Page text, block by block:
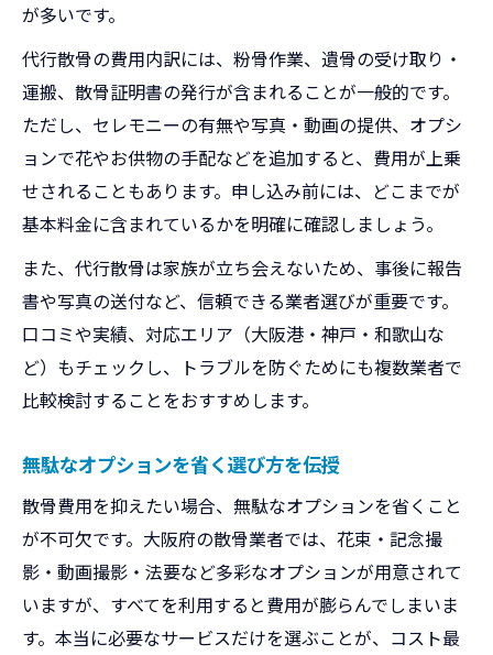
が多いです。
代行散骨の費用内訳には、粉骨作業、遺骨の受け取り・
運搬、散骨証明書の発行が含まれることが一般的です。
ただし、セレモニーの有無や写真・動画の提供、オプシ
ョンで花やお供物の手配などを追加すると、費用が上乗
せされることもあります。申し込み前には、どこまでが
基本料金に含まれているかを明確に確認しましょう。
また、代行散骨は家族が立ち会えないため、事後に報告
書や写真の送付など、信頼できる業者選びが重要です。
口コミや実績、対応エリア（大阪港・神戸・和歌山な
ど）もチェックし、トラブルを防ぐためにも複数業者で
比較検討することをおすすめします。
無駄なオプションを省く選び方を伝授
散骨費用を抑えたい場合、無駄なオプションを省くこと
が不可欠です。大阪府の散骨業者では、花束・記念撮
影・動画撮影・法要など多彩なオプションが用意されて
いますが、すべてを利用すると費用が膨らんでしまいま
す。本当に必要なサービスだけを選ぶことが、コスト最